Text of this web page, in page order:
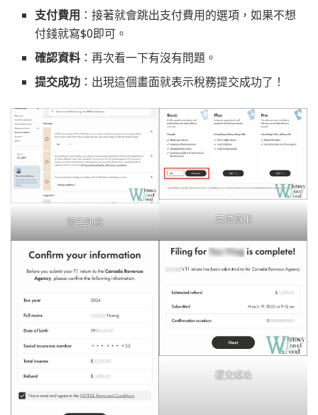
支付費用 ：接著就會跳出支付費用的選項，如果不想
付錢就寫$0即可。
確認資料 ：再次看一下有沒有問題。
提交成功 ：出現這個畫面就表示稅務提交成功了！
警告訊息 支付費用
提交成功